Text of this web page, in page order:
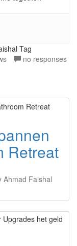
Tag
no responses
Retreat
Ahmad Faishal